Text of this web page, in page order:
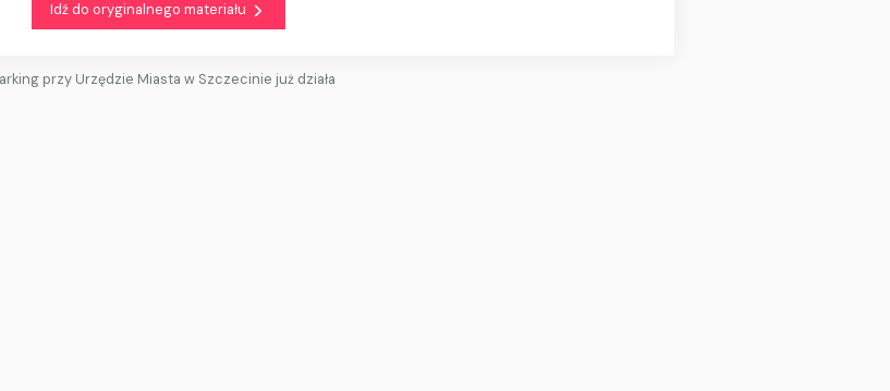
Idź do oryginalnego materiału
przy Urzędzie Miasta w Szczecinie już działa